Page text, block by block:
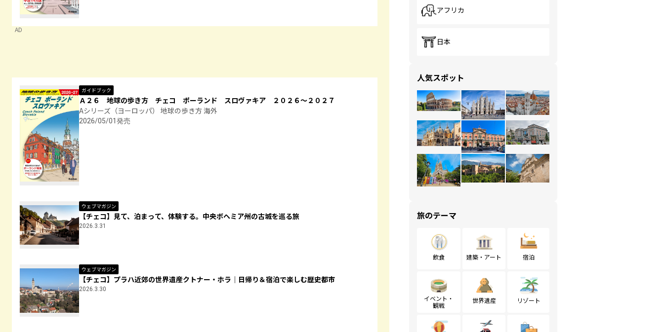
AD
ガイドブック
Ａ２６ 地球の歩き方 チェコ ポーランド スロヴァキア ２０２６～２０２７
Aシリーズ（ヨーロッパ） 地球の歩き方 海外
2026/05/01発売
ウェブマガジン
【チェコ】見て、泊まって、体験する。中央ボヘミア州の古城を巡る旅
2026.3.31
ウェブマガジン
【チェコ】プラハ近郊の世界遺産クトナー・ホラ｜日帰り＆宿泊で楽しむ歴史都市
2026.3.30
アフリカ
日本
人気スポット
旅のテーマ
飲食 建築・アート 宿泊
イベント・
観戦
世界遺産 リゾート